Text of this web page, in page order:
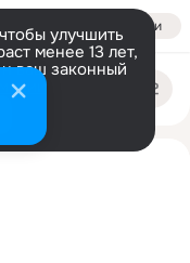
Войти
улучшить
менее 13 лет,
ваш законный